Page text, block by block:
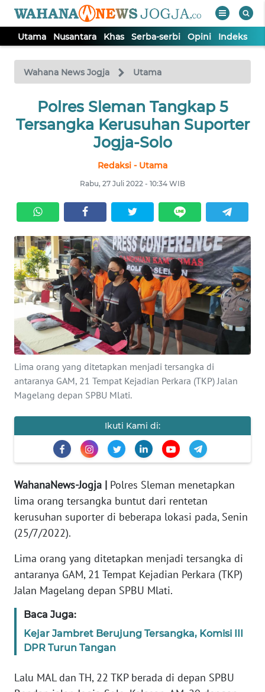
Utama Nusantara Khas Serba-serbi Opini Indeks
Wahana News Jogja Utama
Polres Sleman Tangkap 5
Tersangka Kerusuhan Suporter
Jogja-Solo
Redaksi - Utama
Rabu, 27 Juli 2022 - 10:34 WIB
Lima orang yang ditetapkan menjadi tersangka di
antaranya GAM, 21 Tempat Kejadian Perkara (TKP) Jalan
Magelang depan SPBU Mlati.
Ikuti Kami di:
WahanaNews-Jogja | Polres Sleman menetapkan
lima orang tersangka buntut dari rentetan
kerusuhan suporter di beberapa lokasi pada, Senin
(25/7/2022).
Lima orang yang ditetapkan menjadi tersangka di
antaranya GAM, 21 Tempat Kejadian Perkara (TKP)
Jalan Magelang depan SPBU Mlati.
Baca Juga:
Kejar Jambret Berujung Tersangka, Komisi III
DPR Turun Tangan
Lalu MAL dan TH, 22 TKP berada di depan SPBU
TV
Tutup
UTAMA
SERBA-
SERBI
OPINI
Informasi
INDEKS
BERITA
KONTAK
KAMI
INFO
PEDOMAN
MEDIA
REDAKSI
KARIR
Wahana
Regional
WN